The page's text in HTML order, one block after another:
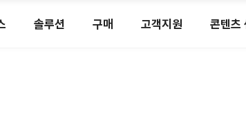
솔루션 구매 고객지원 콘텐츠